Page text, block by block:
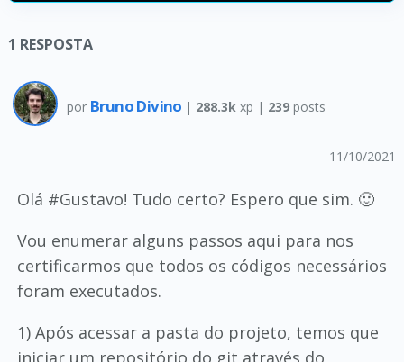
1 RESPOSTA
por Bruno Divino | 288.3k xp | 239 posts
11/10/2021
Olá #Gustavo! Tudo certo? Espero que sim. 🙂
Vou enumerar alguns passos aqui para nos
certificarmos que todos os códigos necessários
foram executados.
1) Após acessar a pasta do projeto, temos que
iniciar um repositório do git através do